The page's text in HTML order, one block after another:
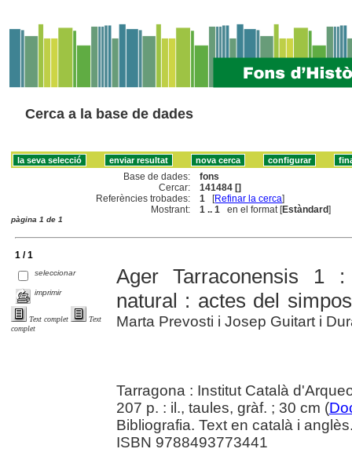
Cerca a la base de dades
Base de dades:
fons
Cercar:
141484 []
Referències trobades:
1 [Refinar la cerca]
Mostrant:
1 .. 1 en el format [Estàndard]
pàgina 1 de 1
1 / 1
seleccionar
imprimir
Text complet
Text
complet
Ager Tarraconensis 1
natural : actes del
Marta Prevosti i Josep Guitart i
Tarragona : Institut Català
207 p. : il., taules, gràf. ; 30 cm (
Bibliografia. Text en català i
ISBN 9788493773441